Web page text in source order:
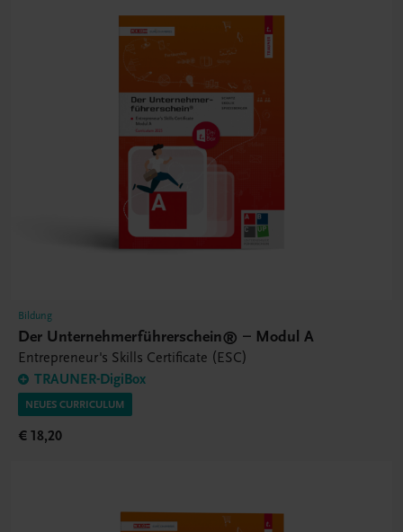
Bildung
Der Unternehmerführerschein® – Modul A
Entrepreneur's Skills Certificate (ESC)
TRAUNER-DigiBox
NEUES CURRICULUM
€ 18,20